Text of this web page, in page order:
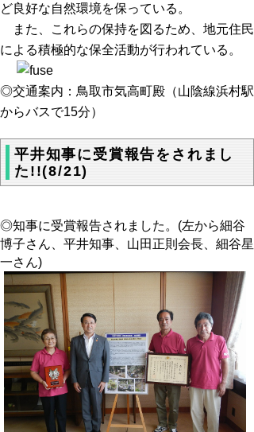
ど良好な自然環境を保っている。
また、これらの保持を図るため、地元住民
による積極的な保全活動が行われている。
◎交通案内：鳥取市気高町殿（山陰線浜村駅
からバスで15分）
平井知事に受賞報告をされまし
た!!(8/21)
◎知事に受賞報告されました。(左から細谷
博子さん、平井知事、山田正則会長、細谷星
一さん)